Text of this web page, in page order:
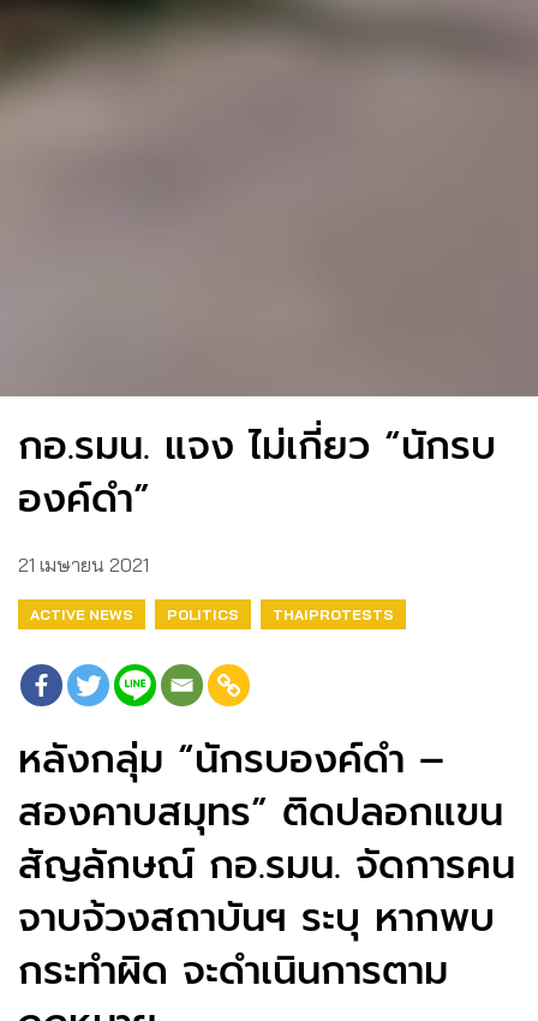
กอ.รมน. แจง ไม่เกี่ยว “นักรบ
องค์ดำ”
21 เมษายน 2021
ACTIVE NEWS POLITICS THAIPROTESTS
หลังกลุ่ม “นักรบองค์ดำ –
สองคาบสมุทร” ติดปลอกแขน
สัญลักษณ์ กอ.รมน. จัดการคน
จาบจ้วงสถาบันฯ ระบุ หากพบ
กระทำผิด จะดำเนินการตาม